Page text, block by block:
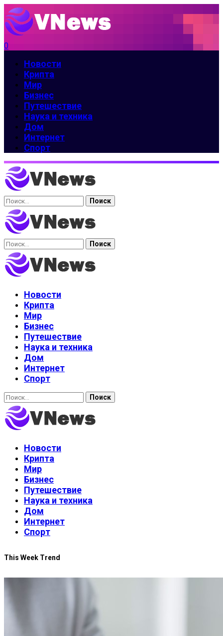
0
Новости
Крипта
Мир
Бизнес
Путешествие
Наука и техника
Дом
Интернет
Спорт
Найти:
Найти:
Новости
Крипта
Мир
Бизнес
Путешествие
Наука и техника
Дом
Интернет
Спорт
Найти:
Новости
Крипта
Мир
Бизнес
Путешествие
Наука и техника
Дом
Интернет
Спорт
This Week Trend